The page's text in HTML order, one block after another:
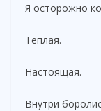
Я осторожно
Тёплая.
Настоящая.
Внутри